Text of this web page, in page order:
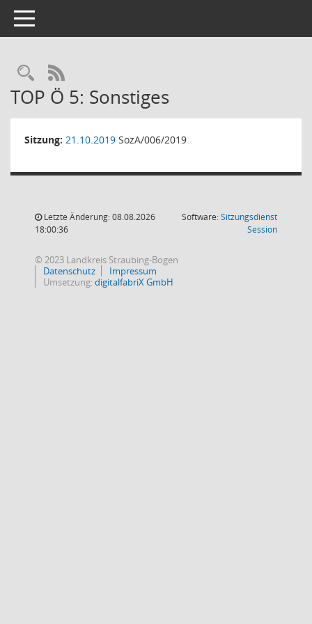
Toggle navigation
RSS-Feed
TOP Ö 5: Sonstiges
Sitzung: 21.10.2019 SozA/006/2019
Letzte Änderung: 08.08.2026
18:00:36
Software:Sitzungsdienst
Session(Wird in
© 2023 Landkreis Straubing-Bogen
Datenschutz
Impressum
Umsetzung:digitalfabriX GmbH